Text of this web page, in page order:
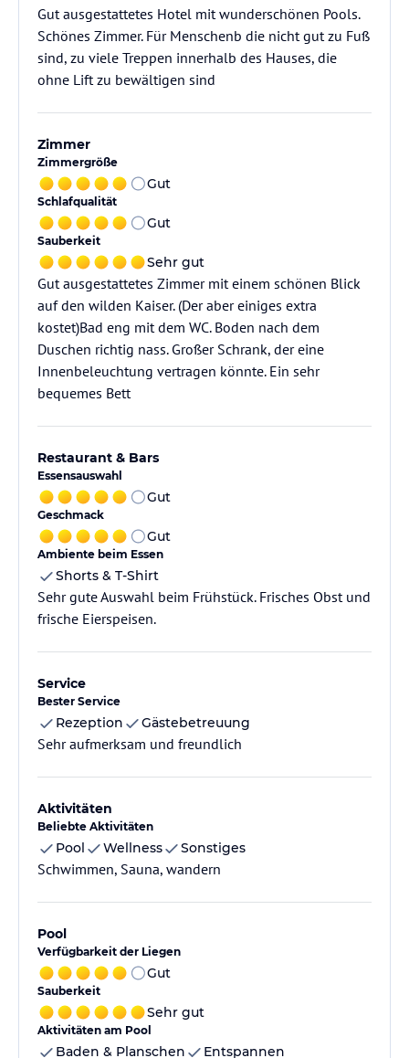
Gut ausgestattetes Hotel mit wunderschönen Pools.
Schönes Zimmer. Für Menschenb die nicht gut zu Fuß
sind, zu viele Treppen innerhalb des Hauses, die
ohne Lift zu bewältigen sind
Zimmer
Zimmergröße
Gut
Schlafqualität
Gut
Sauberkeit
Sehr gut
Gut ausgestattetes Zimmer mit einem schönen Blick
auf den wilden Kaiser. (Der aber einiges extra
kostet)Bad eng mit dem WC. Boden nach dem
Duschen richtig nass. Großer Schrank, der eine
Innenbeleuchtung vertragen könnte. Ein sehr
bequemes Bett
Restaurant & Bars
Essensauswahl
Gut
Geschmack
Gut
Ambiente beim Essen
Shorts & T-Shirt
Sehr gute Auswahl beim Frühstück. Frisches Obst und
frische Eierspeisen.
Service
Bester Service
Rezeption Gästebetreuung
Sehr aufmerksam und freundlich
Aktivitäten
Beliebte Aktivitäten
Pool Wellness Sonstiges
Schwimmen, Sauna, wandern
Pool
Verfügbarkeit der Liegen
Gut
Sauberkeit
Sehr gut
Aktivitäten am Pool
Baden & Planschen Entspannen